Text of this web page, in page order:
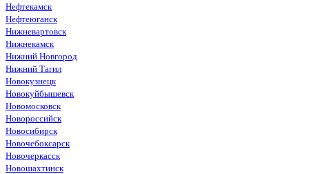
Нефтекамск
Нефтеюганск
Нижневартовск
Нижнекамск
Нижний Новгород
Нижний Тагил
Новокузнецк
Новокуйбышевск
Новомосковск
Новороссийск
Новосибирск
Новочебоксарск
Новочеркасск
Новошахтинск